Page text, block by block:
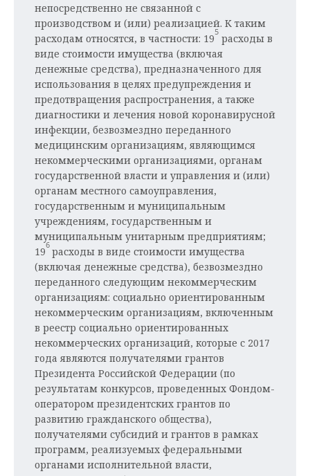
непосредственно не связанной с
производством и (или) реализацией. К таким
расходам относятся, в частности: 195 расходы в
виде стоимости имущества (включая
денежные средства), предназначенного для
использования в целях предупреждения и
предотвращения распространения, а также
диагностики и лечения новой коронавирусной
инфекции, безвозмездно переданного
медицинским организациям, являющимся
некоммерческими организациями, органам
государственной власти и управления и (или)
органам местного самоуправления,
государственным и муниципальным
учреждениям, государственным и
муниципальным унитарным предприятиям;
196 расходы в виде стоимости имущества
(включая денежные средства), безвозмездно
переданного следующим некоммерческим
организациям: социально ориентированным
некоммерческим организациям, включенным
в реестр социально ориентированных
некоммерческих организаций, которые с 2017
года являются получателями грантов
Президента Российской Федерации (по
результатам конкурсов, проведенных Фондом-
оператором президентских грантов по
развитию гражданского общества),
получателями субсидий и грантов в рамках
программ, реализуемых федеральными
органами исполнительной власти,